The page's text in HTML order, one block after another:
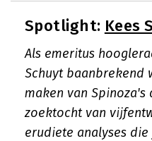
Spotlight: Kees
Als emeritus
Schuyt baanbrekend
maken van
zoektocht van
erudiete analyses